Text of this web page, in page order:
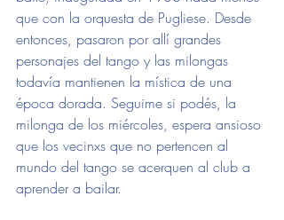
que con la orquesta de Pugliese. Desde
entonces, pasaron por allí grandes
personajes del tango y las milongas
todavía mantienen la mística de una
época dorada. Seguime si podés, la
milonga de los miércoles, espera ansioso
que los vecinxs que no pertencen al
mundo del tango se acerquen al club a
aprender a bailar.